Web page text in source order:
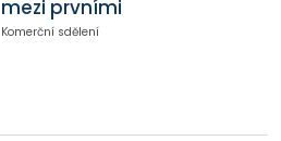
mezi prvními
Komerční sdělení